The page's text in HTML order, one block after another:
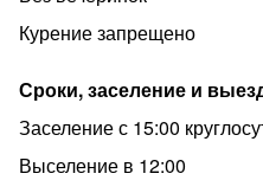
одноразовые тапочки;
(предоставляется
- Приветственный
(предоставляется
Курение запрещено
Сроки, заселение и
Заселение с 15:00
Выселение в 12:00